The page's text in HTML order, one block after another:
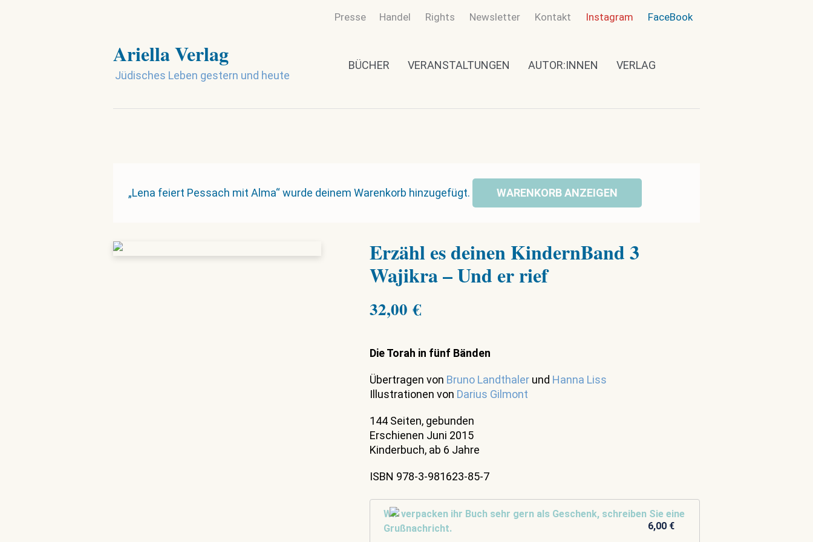
Presse Handel Rights Newsletter Kontakt Instagram FaceBook
Ariella Verlag
Jüdisches Leben gestern und heute
BÜCHER VERANSTALTUNGEN AUTOR:INNEN VERLAG
„Lena feiert Pessach mit Alma“ wurde deinem Warenkorb hinzugefügt. WARENKORB ANZEIGEN
Erzähl es deinen KindernBand 3
Wajikra – Und er rief
32,00 €
Die Torah in fünf Bänden
Übertragen von Bruno Landthaler und Hanna Liss
Illustrationen von Darius Gilmont
144 Seiten, gebunden
Erschienen Juni 2015
Kinderbuch, ab 6 Jahre
ISBN 978-3-981623-85-7
Wir verpacken ihr Buch sehr gern als Geschenk, schreiben Sie eine
Grußnachricht.
6,00 €